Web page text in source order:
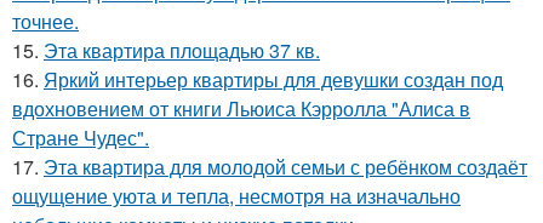
точнее.
15. Эта квартира площадью 37 кв.
16. Яркий интерьер квартиры для девушки создан под
вдохновением от книги Льюиса Кэрролла "Алиса в
Стране Чудес".
17. Эта квартира для молодой семьи с ребёнком создаёт
ощущение уюта и тепла, несмотря на изначально